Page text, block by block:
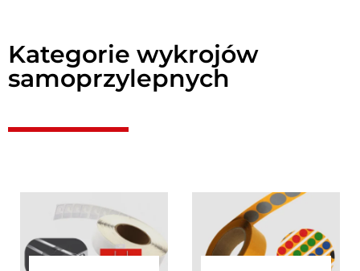
Kategorie wykrojów
samoprzylepnych